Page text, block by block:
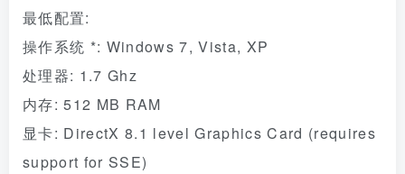
最低配置:
操作系统 *: Windows 7, Vista, XP
处理器: 1.7 Ghz
内存: 512 MB RAM
显卡: DirectX 8.1 level Graphics Card (requires
support for SSE)